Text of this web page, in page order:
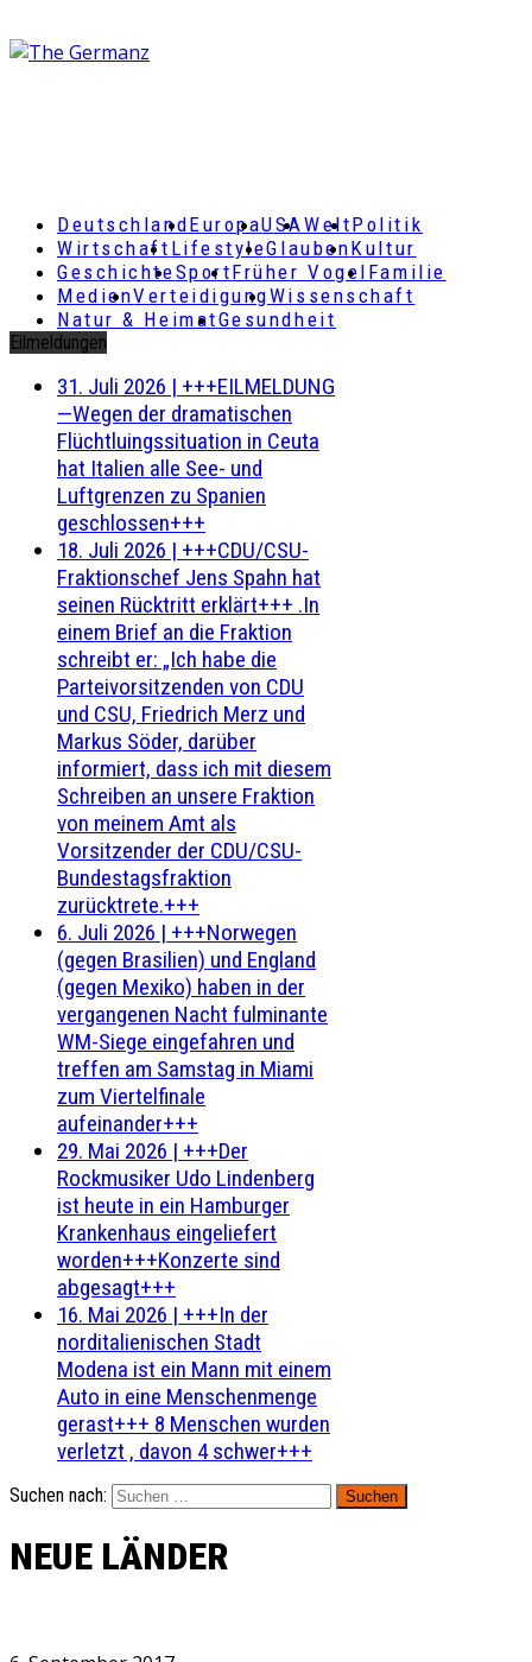
DeutschlandEuropaUSAWeltPolitik
Wirtschaft LifestyleGlaubenKultur
GeschichteSportFrüher Vogel Familie
MedienVerteidigungWissenschaft
Natur & HeimatGesundheit
Eilmeldungen
31. Juli 2026 | +++EILMELDUNG
—Wegen der dramatischen
Flüchtluingssituation in Ceuta
hat Italien alle See- und
Luftgrenzen zu Spanien
geschlossen+++
18. Juli 2026 | +++CDU/CSU-
Fraktionschef Jens Spahn hat
seinen Rücktritt erklärt+++ .In
einem Brief an die Fraktion
schreibt er: „Ich habe die
Parteivorsitzenden von CDU
und CSU, Friedrich Merz und
Markus Söder, darüber
informiert, dass ich mit diesem
Schreiben an unsere Fraktion
von meinem Amt als
Vorsitzender der CDU/CSU-
Bundestagsfraktion
zurücktrete.+++
6. Juli 2026 | +++Norwegen
(gegen Brasilien) und England
(gegen Mexiko) haben in der
vergangenen Nacht fulminante
WM-Siege eingefahren und
treffen am Samstag in Miami
zum Viertelfinale
aufeinander+++
29. Mai 2026 | +++Der
Rockmusiker Udo Lindenberg
ist heute in ein Hamburger
Krankenhaus eingeliefert
worden+++Konzerte sind
abgesagt+++
16. Mai 2026 | +++In der
norditalienischen Stadt
Modena ist ein Mann mit einem
Auto in eine Menschenmenge
gerast+++ 8 Menschen wurden
verletzt , davon 4 schwer+++
Suchen nach:
NEUE LÄNDER